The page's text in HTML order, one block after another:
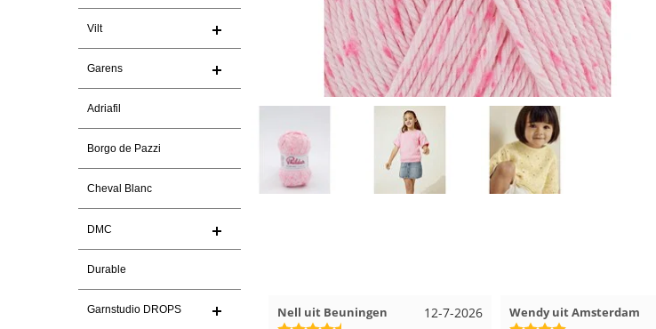
Vilt
Garens
Adriafil
Borgo de Pazzi
Cheval Blanc
DMC
Durable
Garnstudio DROPS 12-7-2026
Loes uit EMMELOORD 12-7-2026
Nell uit Beuningen Wendy uit Amsterdam